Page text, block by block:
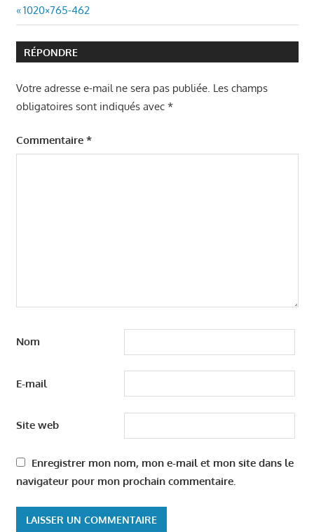
Navigation
de
l’article
Article
précédent
:
1020×765-462
RÉPONDRE
Votre adresse e-mail ne sera pas publiée. Les champs
obligatoires sont indiqués avec *
Commentaire *
Nom
E-mail
Site web
Enregistrer mon nom, mon e-mail et mon site dans le
navigateur pour mon prochain commentaire.